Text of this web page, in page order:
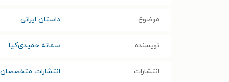
موضوع داستان ایرانی
نویسنده سمانه حمیدی‌کیا
انتشارات انتشارات متخصصان